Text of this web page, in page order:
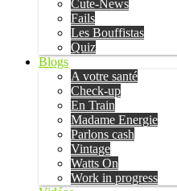
Cute-News
Fails
Les Bouffistas
Quiz
Blogs
A votre santé
Check-up
En Train
Madame Energie
Parlons cash
Vintage
Watts On
Work in progress